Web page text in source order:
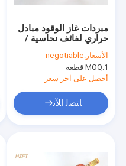
مبردات غاز الوقود مبادل
حراري لفائف نحاسية /
ملف أنبوب بزعانف
الأسعار:negotiable
MOQ:1 قطعة
أحصل على آخر سعر
ﺎﺘﺼﻟ ﺍﻶﻧ